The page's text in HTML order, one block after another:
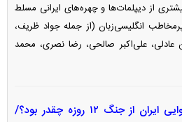
از دیپلمات‌ها و چهره‌های ایرانی مسلط
انگلیسی‌زبان (از جمله جواد ظریف،
علی‌اکبر صالحی، رضا نصری، محمد
خسارت‌های هوایی ایران از جنگ ۱۲ روزه چقدر بود؟/